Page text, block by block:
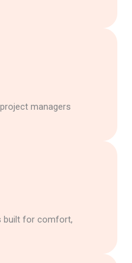
managers
built for comfort,